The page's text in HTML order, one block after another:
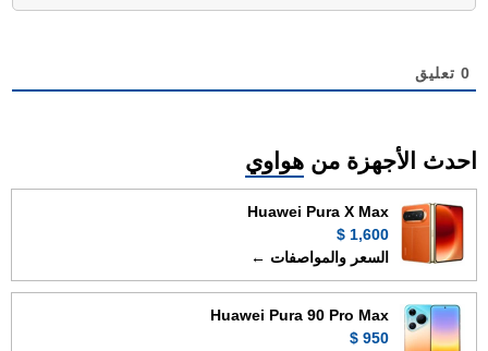
0 تعليق
احدث الأجهزة من هواوي
Huawei Pura X Max
1,600 $
السعر والمواصفات ←
Huawei Pura 90 Pro Max
950 $